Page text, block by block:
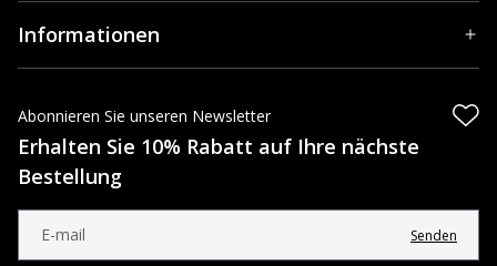
Informationen
Abonnieren Sie unseren Newsletter
Erhalten Sie 10% Rabatt auf Ihre nächste
Bestellung
Senden